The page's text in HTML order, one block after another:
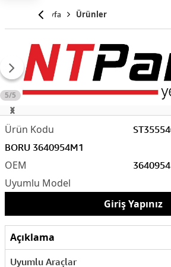
Anasayfa Ürünler
5/5
BORU 3640954M1
Giriş Yapınız
Açıklama
Uyumlu Araçlar